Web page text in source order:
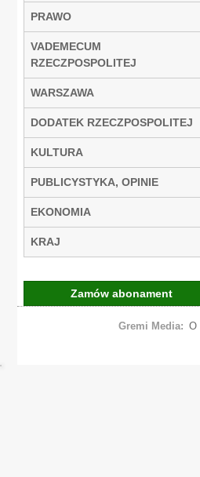
PRAWO
VADEMECUM
RZECZPOSPOLITEJ
WARSZAWA
DODATEK RZECZPOSPOLITEJ
KULTURA
PUBLICYSTYKA, OPINIE
EKONOMIA
KRAJ
Zamów abonament
Gremi Media: O